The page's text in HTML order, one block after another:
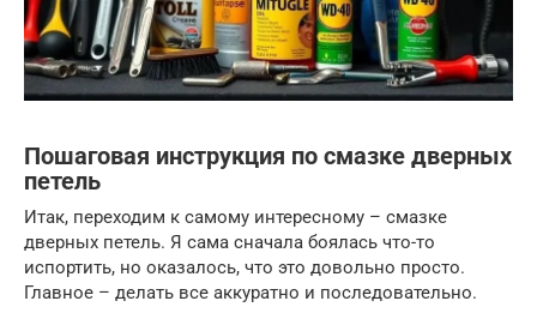
Пошаговая инструкция по смазке дверных
петель
Итак, переходим к самому интересному – смазке
дверных петель. Я сама сначала боялась что-то
испортить, но оказалось, что это довольно просто.
Главное – делать все аккуратно и последовательно.